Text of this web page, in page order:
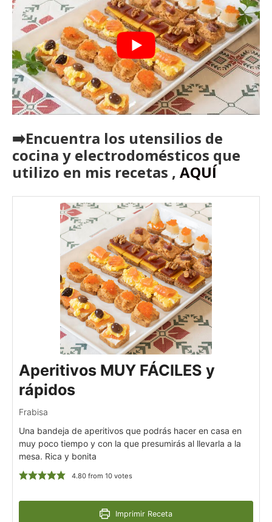
➡️Encuentra los utensilios de
cocina y electrodomésticos que
utilizo en mis recetas , AQUÍ
Aperitivos MUY FÁCILES y
rápidos
Frabisa
Una bandeja de aperitivos que podrás hacer en casa en
muy poco tiempo y con la que presumirás al llevarla a la
mesa. Rica y bonita
4.80from 10votes
Imprimir Receta